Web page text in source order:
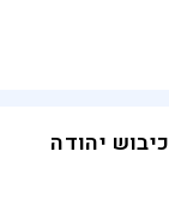
איתה
לאלוף
יהודה